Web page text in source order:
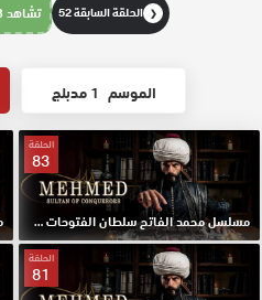
❮ الحلقة السابقة 52 تشاهد 53
الموسم 1 مدبلج
الحلقة
83
مسلسل محمد الفاتح سلطان الفتوحات مترجم الحلقة 83 HD
الحلقة
81